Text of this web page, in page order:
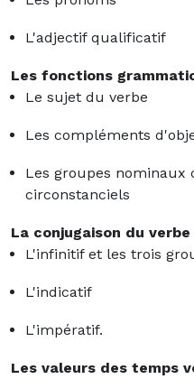
L'adjectif qualificatif
Les fonctions
Le sujet du verbe
Les compléments
Les groupes nominaux
circonstanciels
La conjugaison du verbe
L'infinitif et les trois
L'indicatif
L'impératif.
Les valeurs des temps